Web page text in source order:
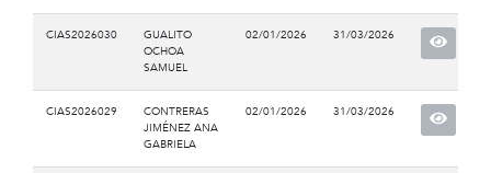
CIAS2026030
GUALITO
OCHOA
SAMUEL
02/01/2026 31/03/2026
CIAS2026029
CONTRERAS
JIMÉNEZ ANA
GABRIELA
02/01/2026 31/03/2026